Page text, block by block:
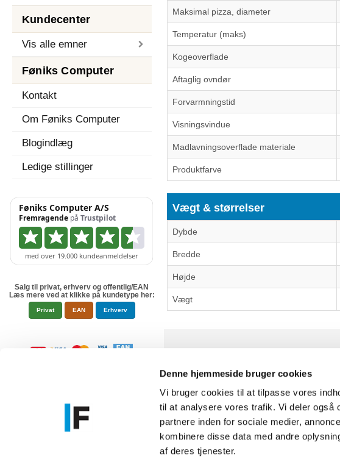
Denne hjemmeside bruger cookies
Vi bruger cookies til at tilpasse vores
til at analysere vores trafik. Vi deler også
partnere inden for sociale medier,
kombinere disse data med andre
af deres tjenester.
Kundecenter
Vis alle emner
Føniks Computer
Kontakt
Om Føniks Computer
Blogindlæg
Ledige stillinger
Salg til privat, erhverv og offentlig/EAN
Læs mere ved at klikke på kundetype her:
Privat EAN Erhverv
Maksimal pizza, diameter
Temperatur (maks)
Kogeoverflade
Aftaglig ovndør
Forvarmningstid
Visningsvindue
Madlavningsoverflade materiale
Produktfarve
Vægt & størrelser
Dybde
Bredde
Højde
Vægt
Føniks Computer Aarhus
CVR.: 26208637
Anelystparken 33B, 8381